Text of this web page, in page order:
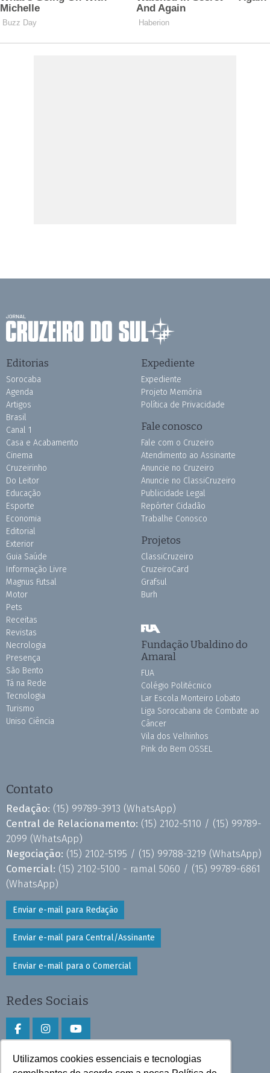
Utilizamos cookies essenciais e tecnologias
Editorias
Sorocaba
Agenda
Artigos
Brasil
Canal 1
Casa e Acabamento
Cinema
Cruzeirinho
Do Leitor
Educação
Esporte
Economia
Editorial
Exterior
Guia Saúde
Informação Livre
Magnus Futsal
Motor
Pets
Receitas
Revistas
Necrologia
Presença
São Bento
Tá na Rede
Tecnologia
Turismo
Uniso Ciência
Expediente
Expediente
Projeto Memória
Política de Privacidade
Fale conosco
Fale com o Cruzeiro
Atendimento ao Assinante
Anuncie no Cruzeiro
Anuncie no ClassiCruzeiro
Publicidade Legal
Repórter Cidadão
Trabalhe Conosco
Projetos
ClassiCruzeiro
CruzeiroCard
Grafsul
Burh
Fundação Ubaldino do
Amaral
FUA
Colégio Politécnico
Lar Escola Monteiro Lobato
Liga Sorocabana de Combate ao
Câncer
Vila dos Velhinhos
Pink do Bem OSSEL
Contato
Redação: (15) 99789-3913 (WhatsApp)
Central de Relacionamento: (15) 2102-5110 / (15) 99789-
2099 (WhatsApp)
Negociação: (15) 2102-5195 / (15) 99788-3219 (WhatsApp)
Comercial: (15) 2102-5100 - ramal 5060 / (15) 99789-6861
(WhatsApp)
Enviar e-mail para Redação
Enviar e-mail para Central/Assinante
Enviar e-mail para o Comercial
Redes Sociais
Faça download do aplicativo